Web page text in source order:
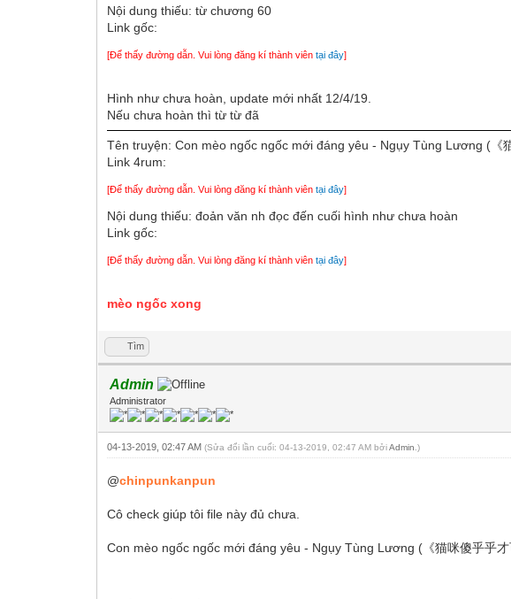
Nội dung thiếu: từ chương 60
Link gốc:
[Để thấy đường dẫn. Vui lòng đăng kí thành viêntại đây]
Hình như chưa hoàn, update mới nhất 12/4/19.
Nếu chưa hoàn thì từ từ đã
Tên truyện: Con mèo ngốc ngốc mới đáng yêu - Ngụy Tùng Lương (《
Link 4rum:
[Để thấy đường dẫn. Vui lòng đăng kí thành viêntại đây]
Nội dung thiếu: đoản văn nh đọc đến cuối hình như chưa hoàn
Link gốc:
[Để thấy đường dẫn. Vui lòng đăng kí thành viêntại đây]
mèo ngốc xong
Tìm
Admin
Administrator
04-13-2019, 02:47 AM(Sửa đổi lần cuối: 04-13-2019, 02:47 AM bởiAdmin .)
@chinpunkanpun
Cô check giúp tôi file này đủ chưa.
Con mèo ngốc ngốc mới đáng yêu - Ngụy Tùng Lương (《猫咪傻乎乎